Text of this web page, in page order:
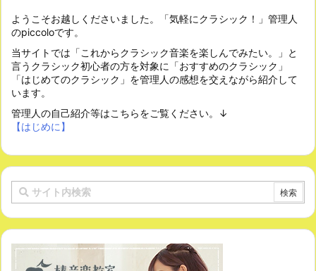
ようこそお越しくださいました。「気軽にクラシック！」管理人
のpiccoloです。
当サイトでは「これからクラシック音楽を楽しんでみたい。」と
言うクラシック初心者の方を対象に「おすすめのクラシック」
「はじめてのクラシック」を管理人の感想を交えながら紹介して
います。
管理人の自己紹介等はこちらをご覧ください。↓
【はじめに】